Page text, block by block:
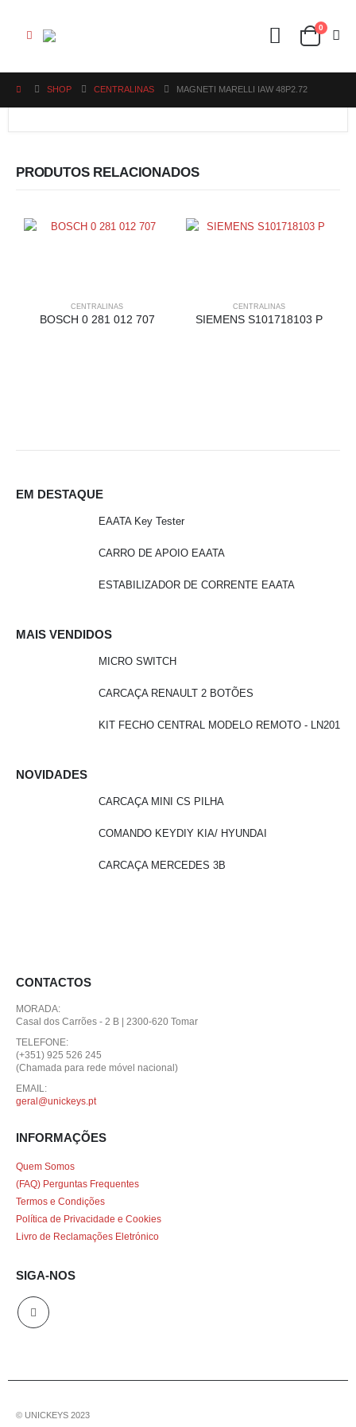
0
SHOP CENTRALINAS MAGNETI MARELLI IAW 48P2.72
PRODUTOS RELACIONADOS
CENTRALINAS
BOSCH 0 281 012 707
CENTRALINAS
SIEMENS S101718103 P
EM DESTAQUE
EAATA Key Tester
CARRO DE APOIO EAATA
ESTABILIZADOR DE CORRENTE EAATA
MAIS VENDIDOS
MICRO SWITCH
CARCAÇA RENAULT 2 BOTÕES
KIT FECHO CENTRAL MODELO REMOTO - LN201
NOVIDADES
CARCAÇA MINI CS PILHA
COMANDO KEYDIY KIA/ HYUNDAI
CARCAÇA MERCEDES 3B
CONTACTOS
MORADA:
Casal dos Carrões - 2 B | 2300-620 Tomar
TELEFONE:
(+351) 925 526 245
(Chamada para rede móvel nacional)
EMAIL:
geral@unickeys.pt
INFORMAÇÕES
Quem Somos
(FAQ) Perguntas Frequentes
Termos e Condições
Política de Privacidade e Cookies
Livro de Reclamações Eletrónico
SIGA-NOS
© UNICKEYS 2023